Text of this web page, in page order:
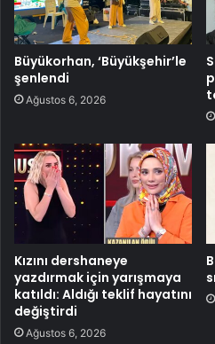
Büyükorhan, ‘Büyükşehir’le
şenlendi
Ağustos 6, 2026
Kızını dershaneye
yazdırmak için yarışmaya
katıldı: Aldığı teklif hayatını
değiştirdi
Ağustos 6, 2026